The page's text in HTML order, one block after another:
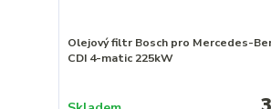
Olejový filtr Bosch pro Mercedes-
CDI 4-matic 225kW